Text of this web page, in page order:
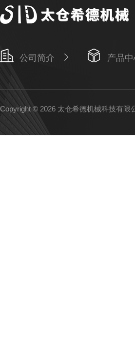
公司简介 产品
Copyright © 2026 太仓希德机械科技有限